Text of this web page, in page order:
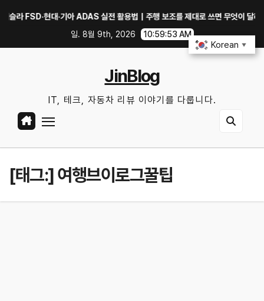
FSD·현대·기아 ADAS 실전 활용법｜주행 보조를 제대로 쓰면 무엇이 달라질까?
일. 8월 9th, 2026
10:59:54 AM
JinBlog
IT, 테크, 자동차 리뷰 이야기를 다룹니다.
[태그:]여행브이로그꿀팁
Korean ▼